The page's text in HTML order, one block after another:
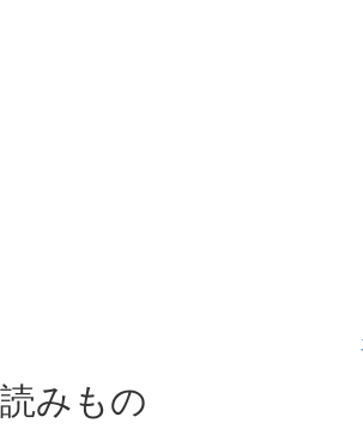
読みもの